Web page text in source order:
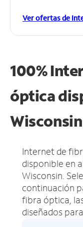
Ver ofertas de
100%
óptica
Wisconsin
Internet de
disponible en
Wisconsin.
continuación
fibra óptica,
diseñados